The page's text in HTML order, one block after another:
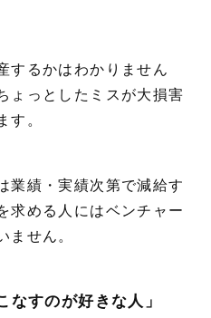
するかはわかりません
ょっとしたミスが大損害
。
業績・実績次第で減給す
求める人にはベンチャー
せん。
すのが好きな人」